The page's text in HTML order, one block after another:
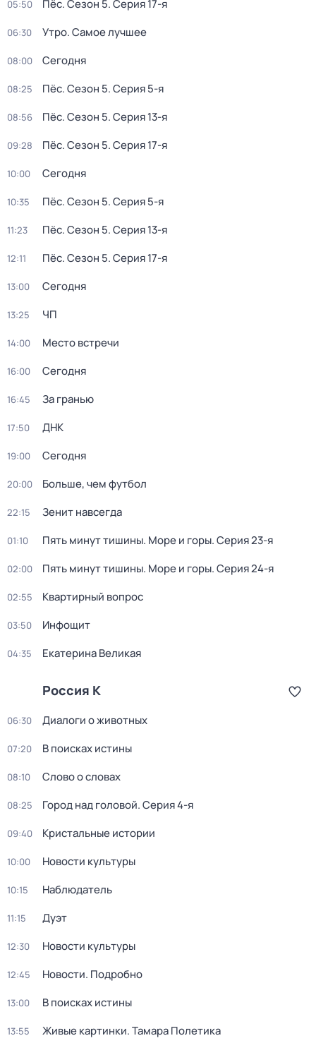
05:50 Пёс. Сезон 5. Серия 17-я
06:30 Утро. Самое лучшее
08:00 Сегодня
08:25 Пёс. Сезон 5. Серия 5-я
08:56 Пёс. Сезон 5. Серия 13-я
09:28 Пёс. Сезон 5. Серия 17-я
10:00 Сегодня
10:35 Пёс. Сезон 5. Серия 5-я
11:23 Пёс. Сезон 5. Серия 13-я
12:11 Пёс. Сезон 5. Серия 17-я
13:00 Сегодня
13:25 ЧП
14:00 Место встречи
16:00 Сегодня
16:45 За гранью
17:50 ДНК
19:00 Сегодня
20:00 Больше, чем футбол
22:15 Зенит навсегда
01:10 Пять минут тишины. Море и горы. Серия 23-я
02:00 Пять минут тишины. Море и горы. Серия 24-я
02:55 Квартирный вопрос
03:50 Инфощит
04:35 Екатерина Великая
Россия К
06:30 Диалоги о животных
07:20 В поисках истины
08:10 Слово о словах
08:25 Город над головой. Серия 4-я
09:40 Кристальные истории
10:00 Новости культуры
10:15 Наблюдатель
11:15 Дуэт
12:30 Новости культуры
12:45 Новости. Подробно
13:00 В поисках истины
13:55 Живые картинки. Тамара Полетика